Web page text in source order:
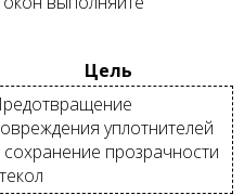
Цель
уплотнителей
сохранение прозрачности